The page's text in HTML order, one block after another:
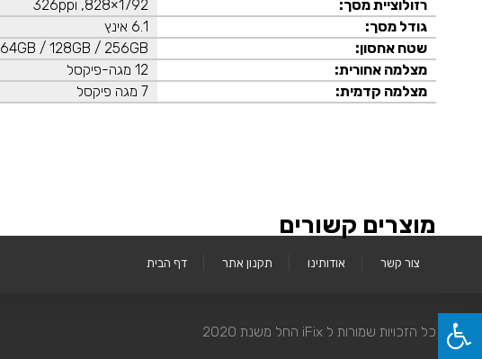
רזולוציית מסך:
1792×828, 326ppi
גודל מסך:
6.1 אינץ
שטח אחסון:
64GB / 128GB / 256GB
מצלמה אחורית:
12 מגה-פיקסל
מצלמה קדמית:
7 מגה פיקסל
מוצרים קשורים
דף הבית תקנון אתר אודותינו צור קשר
כל הזכויות שמורות ל iFix החל משנת 2020